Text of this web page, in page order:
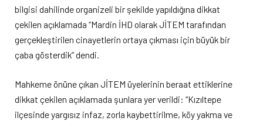
bilgisi dahilinde organizeli bir şekilde yapıldığına dikkat
çekilen açıklamada “Mardin İHD olarak JİTEM tarafından
gerçekleştirilen cinayetlerin ortaya çıkması için büyük bir
çaba gösterdik” dendi.
Mahkeme önüne çıkan JİTEM üyelerinin beraat ettiklerine
dikkat çekilen açıklamada şunlara yer verildi: “Kızıltepe
ilçesinde yargısız infaz, zorla kaybettirilme, köy yakma ve